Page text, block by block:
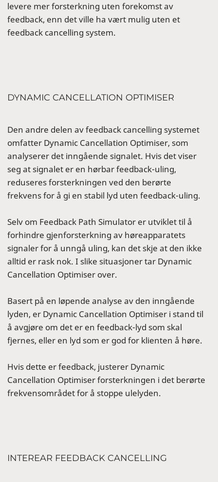
levere mer forsterkning uten forekomst av
feedback, enn det ville ha vært mulig uten et
feedback cancelling system.
DYNAMIC CANCELLATION OPTIMISER
Den andre delen av feedback cancelling systemet
omfatter Dynamic Cancellation Optimiser, som
analyserer det inngående signalet. Hvis det viser
seg at signalet er en hørbar feedback-uling,
reduseres forsterkningen ved den berørte
frekvens for å gi en stabil lyd uten feedback-uling.
Selv om Feedback Path Simulator er utviklet til å
forhindre gjenforsterkning av høreapparatets
signaler for å unngå uling, kan det skje at den ikke
alltid er rask nok. I slike situasjoner tar Dynamic
Cancellation Optimiser over.
Basert på en løpende analyse av den inngående
lyden, er Dynamic Cancellation Optimiser i stand til
å avgjøre om det er en feedback-lyd som skal
fjernes, eller en lyd som er god for klienten å høre.
Hvis dette er feedback, justerer Dynamic
Cancellation Optimiser forsterkningen i det berørte
frekvensområdet for å stoppe ulelyden.
INTEREAR FEEDBACK CANCELLING